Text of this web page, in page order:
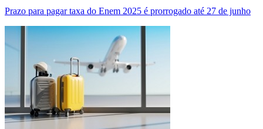
Prazo para pagar taxa do Enem 2025 é prorrogado até 27 de junho